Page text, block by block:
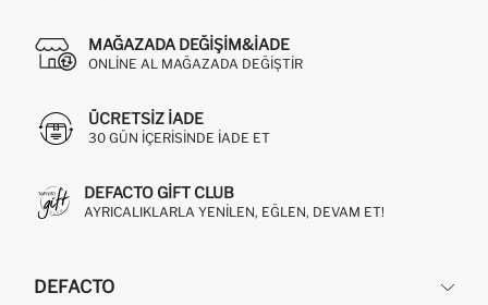
MAĞAZADA DEĞIŞIM&İADE
ONLINE AL MAĞAZADA DEĞIŞTIR
ÜCRETSIZ IADE
30 GÜN IÇERISINDE IADE ET
DEFACTO GIFT CLUB
AYRICALIKLARLA YENILEN, EĞLEN, DEVAM ET!
DEFACTO